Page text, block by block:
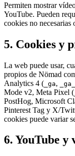
Permiten mostrar
YouTube. Pueden
cookies no necesarias
5. Cookies y
La web puede usar,
propios de Nömad
Analytics 4 ( _ga,
Mode v2, Meta Pixel (
PostHog, Microsoft
Pinterest Tag y X/
cookies puede variar
6. YouTube y